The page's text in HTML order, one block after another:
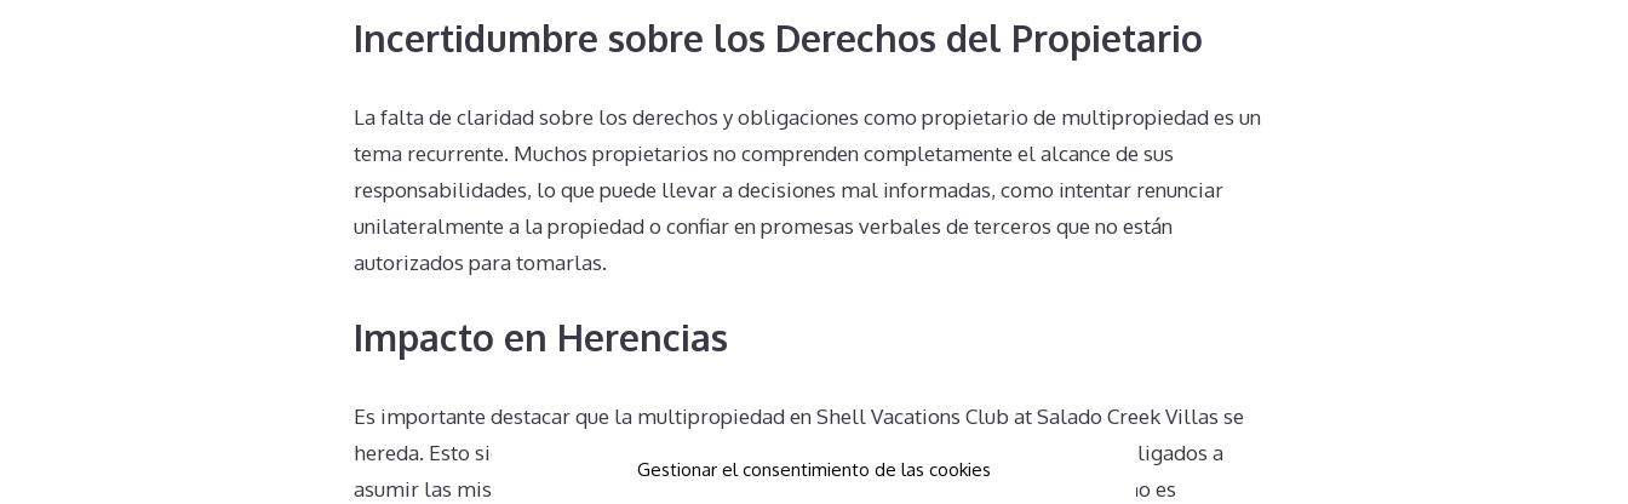
Gestionar el consentimiento de las cookies
Incertidumbre sobre los Derechos del Propietario
La falta de claridad sobre los derechos y obligaciones como propietario de multipropiedad es un
tema recurrente. Muchos propietarios no comprenden completamente el alcance de sus
responsabilidades, lo que puede llevar a decisiones mal informadas, como intentar renunciar
unilateralmente a la propiedad o confiar en promesas verbales de terceros que no están
autorizados para tomarlas.
Impacto en Herencias
Es importante destacar que la multipropiedad en Shell Vacations Club at Salado Creek Villas se
hereda. Esto significa que los herederos de un propietario fallecido pueden verse obligados a
asumir las mismas obligaciones financieras y legales. Muchas veces, esta herencia no es